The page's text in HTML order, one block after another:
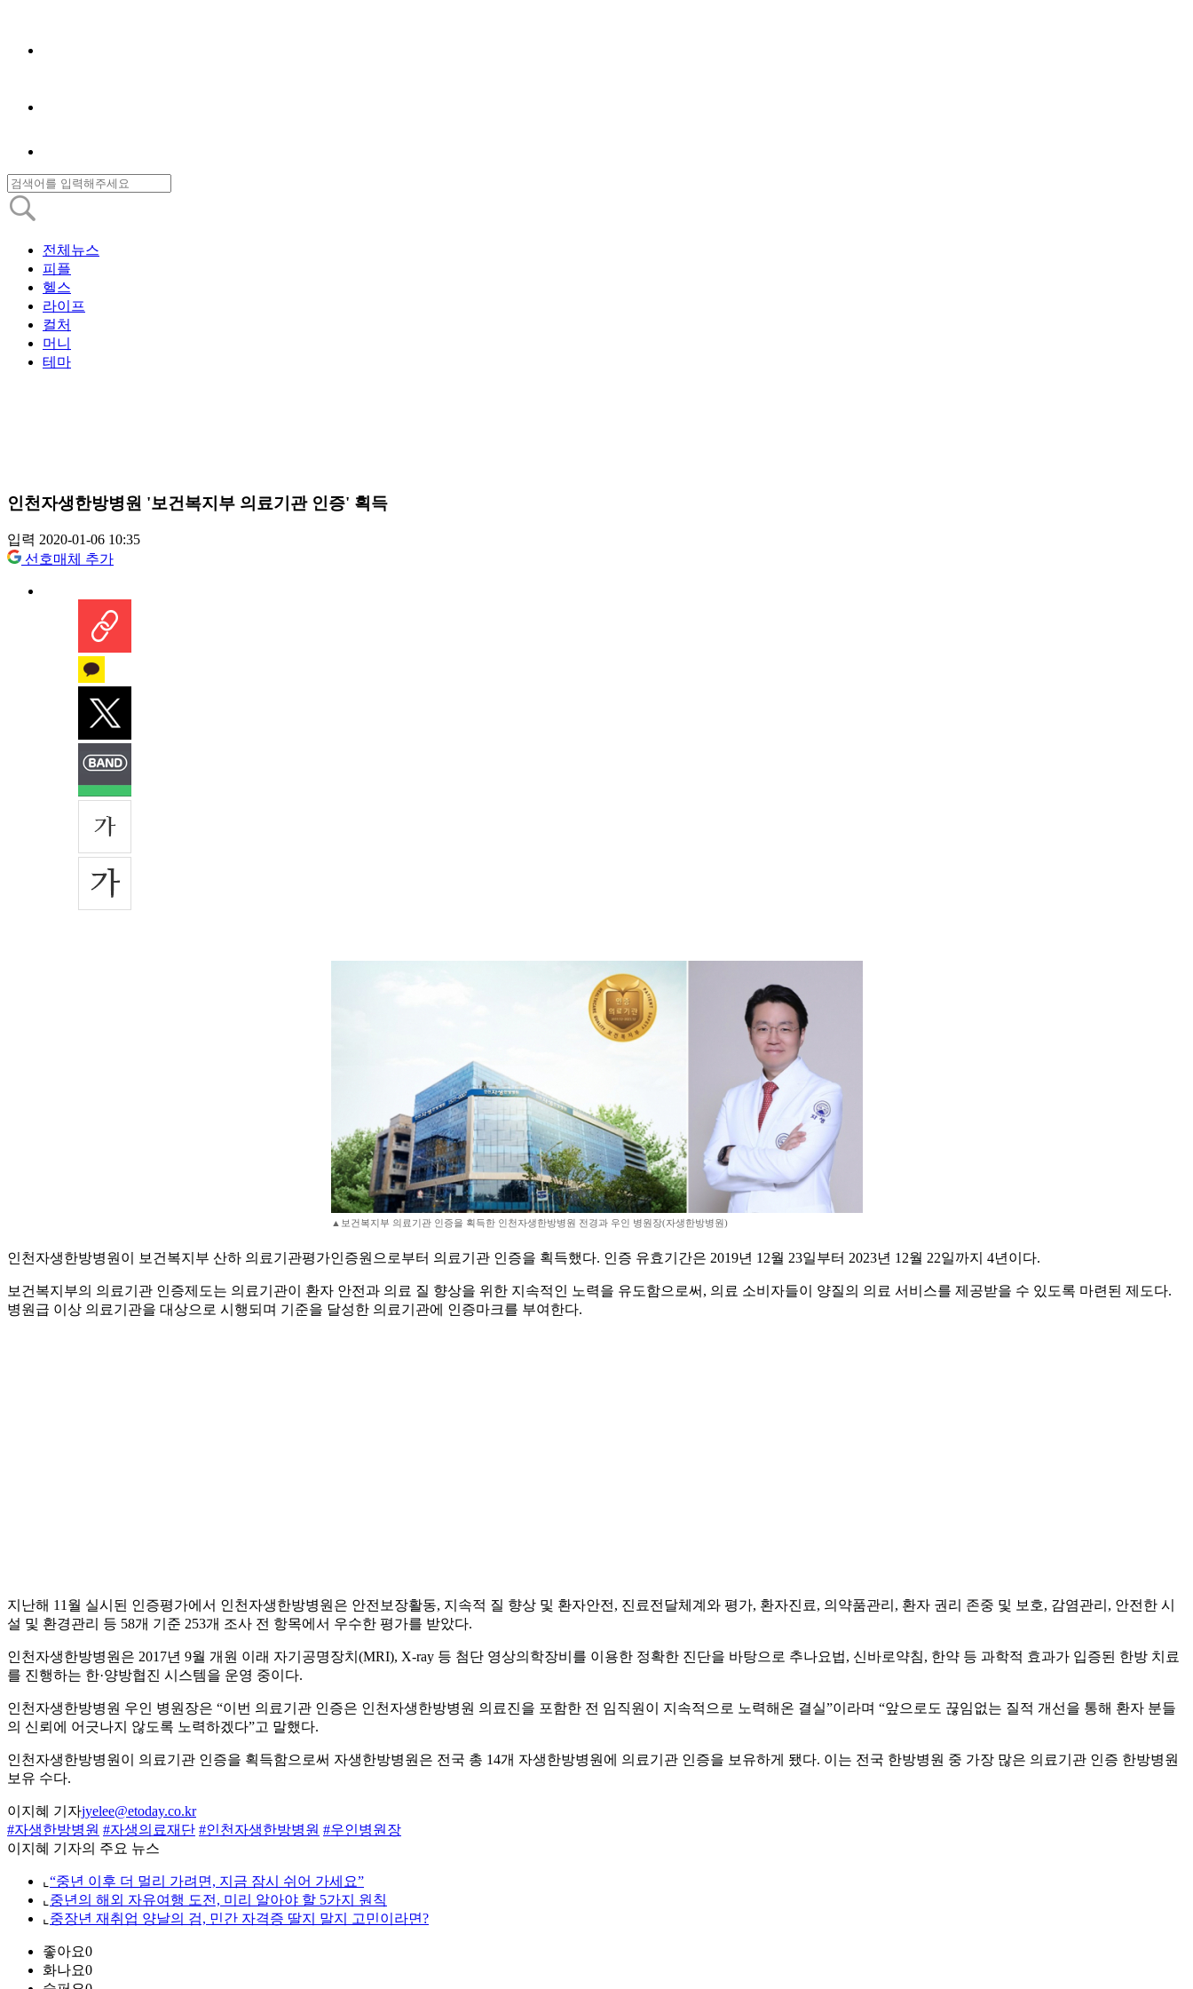
전체뉴스
피플
헬스
라이프
컬처
머니
테마
인천자생한방병원 '보건복지부 의료기관 인증' 획득
입력 2020-01-06 10:35
선호매체 추가
▲보건복지부 의료기관 인증을 획득한 인천자생한방병원 전경과 우인 병원장(자생한방병원)
인천자생한방병원이 보건복지부 산하 의료기관평가인증원으로부터 의료기관 인증을 획득했다. 인증 유효기간은 2019년 12월 23일부터 2023년 12월 22일까지 4년이다.
보건복지부의 의료기관 인증제도는 의료기관이 환자 안전과 의료 질 향상을 위한 지속적인 노력을 유도함으로써, 의료 소비자들이 양질의 의료 서비스를 제공받을 수 있도록 마련된 제도다.
병원급 이상 의료기관을 대상으로 시행되며 기준을 달성한 의료기관에 인증마크를 부여한다.
지난해 11월 실시된 인증평가에서 인천자생한방병원은 안전보장활동, 지속적 질 향상 및 환자안전, 진료전달체계와 평가, 환자진료, 의약품관리, 환자 권리 존중 및 보호, 감염관리, 안전한 시
설 및 환경관리 등 58개 기준 253개 조사 전 항목에서 우수한 평가를 받았다.
인천자생한방병원은 2017년 9월 개원 이래 자기공명장치(MRI), X-ray 등 첨단 영상의학장비를 이용한 정확한 진단을 바탕으로 추나요법, 신바로약침, 한약 등 과학적 효과가 입증된 한방 치료
를 진행하는 한·양방협진 시스템을 운영 중이다.
인천자생한방병원 우인 병원장은 “이번 의료기관 인증은 인천자생한방병원 의료진을 포함한 전 임직원이 지속적으로 노력해온 결실”이라며 “앞으로도 끊임없는 질적 개선을 통해 환자 분들
의 신뢰에 어긋나지 않도록 노력하겠다”고 말했다.
인천자생한방병원이 의료기관 인증을 획득함으로써 자생한방병원은 전국 총 14개 자생한방병원에 의료기관 인증을 보유하게 됐다. 이는 전국 한방병원 중 가장 많은 의료기관 인증 한방병원
보유 수다.
이지혜 기자jyelee@etoday.co.kr
#자생한방병원 #자생의료재단 #인천자생한방병원 #우인병원장
이지혜 기자의 주요 뉴스
⌞ “중년 이후 더 멀리 가려면, 지금 잠시 쉬어 가세요”
⌞ 중년의 해외 자유여행 도전, 미리 알아야 할 5가지 원칙
⌞ 중장년 재취업 양날의 검, 민간 자격증 딸지 말지 고민이라면?
좋아요0
화나요0